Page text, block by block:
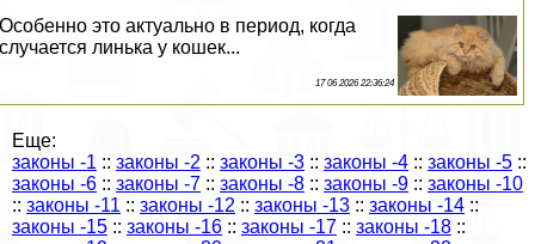
Особенно это актуально в период, когда
случается линька у кошек...
17 06 2026 22:36:24
Еще:
законы -1 :: законы -2 :: законы -3 :: законы -4 :: законы -5 ::
законы -6 :: законы -7 :: законы -8 :: законы -9 :: законы -10
:: законы -11 :: законы -12 :: законы -13 :: законы -14 ::
законы -15 :: законы -16 :: законы -17 :: законы -18 ::